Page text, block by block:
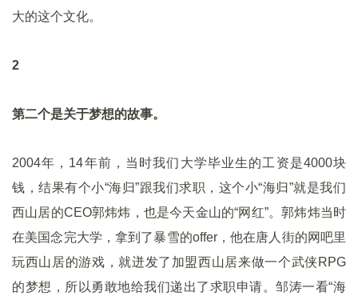
大的这个文化。
2
第二个是关于梦想的故事。
2004年，14年前，当时我们大学毕业生的工资是4000块
钱，结果有个小“海归”跟我们求职，这个小“海归”就是我们
西山居的CEO郭炜炜，也是今天金山的“网红”。郭炜炜当时
在美国念完大学，拿到了暴雪的offer，他在唐人街的网吧里
玩西山居的游戏，就迸发了加盟西山居来做一个武侠RPG
的梦想，所以勇敢地给我们递出了求职申请。邹涛一看“海